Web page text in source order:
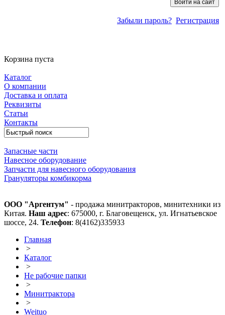
Забыли пароль? Регистрация
Корзина пуста
Каталог
О компании
Доставка и оплата
Реквизиты
Статьи
Контакты
Запасные части
Навесное оборудование
Запчасти для навесного оборудования
Грануляторы комбикорма
ООО "Аргентум" - продажа минитракторов, минитехники из
Китая. Наш адрес: 675000, г. Благовещенск, ул. Игнатьевское
шоссе, 24. Телефон: 8(4162)335933
Главная
>
Каталог
>
Не рабочие папки
>
Минитрактора
>
Weituo